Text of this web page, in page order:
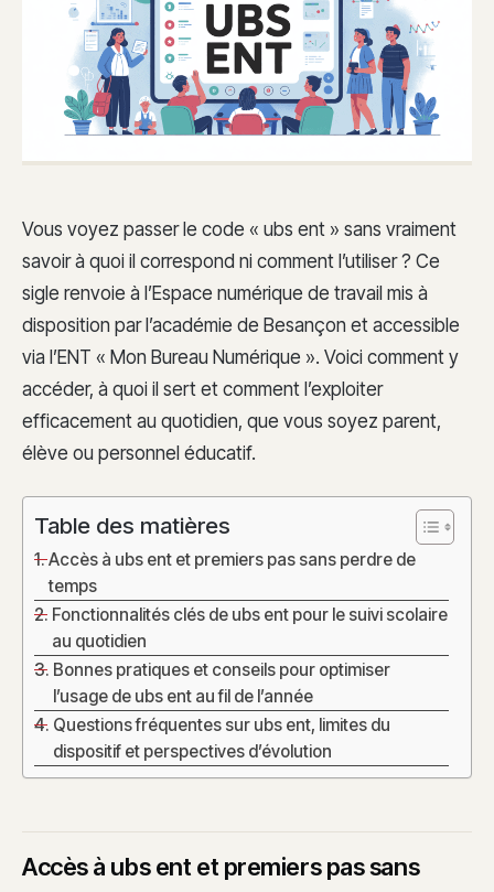
Vous voyez passer le code « ubs ent » sans vraiment
savoir à quoi il correspond ni comment l’utiliser ? Ce
sigle renvoie à l’Espace numérique de travail mis à
disposition par l’académie de Besançon et accessible
via l’ENT « Mon Bureau Numérique ». Voici comment y
accéder, à quoi il sert et comment l’exploiter
efficacement au quotidien, que vous soyez parent,
élève ou personnel éducatif.
Table des matières
Accès à ubs ent et premiers pas sans perdre de
temps
Fonctionnalités clés de ubs ent pour le suivi scolaire
au quotidien
Bonnes pratiques et conseils pour optimiser
l’usage de ubs ent au fil de l’année
Questions fréquentes sur ubs ent, limites du
dispositif et perspectives d’évolution
Accès à ubs ent et premiers pas sans